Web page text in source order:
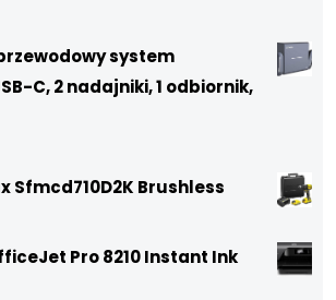
system
C, 2 nadajniki, 1 odbiornik,
Sfmcd710D2K Brushless
Pro 8210 Instant Ink